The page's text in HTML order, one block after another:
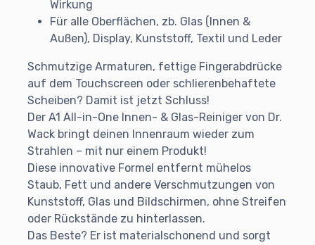
Wirkung
Für alle Oberflächen, zb. Glas (Innen &
Außen), Display, Kunststoff, Textil und Leder
Schmutzige Armaturen, fettige Fingerabdrücke
auf dem Touchscreen oder schlierenbehaftete
Scheiben? Damit ist jetzt Schluss!
Der A1 All-in-One Innen- & Glas-Reiniger von Dr.
Wack bringt deinen Innenraum wieder zum
Strahlen – mit nur einem Produkt!
Diese innovative Formel entfernt mühelos
Staub, Fett und andere Verschmutzungen von
Kunststoff, Glas und Bildschirmen, ohne Streifen
oder Rückstände zu hinterlassen.
Das Beste? Er ist materialschonend und sorgt